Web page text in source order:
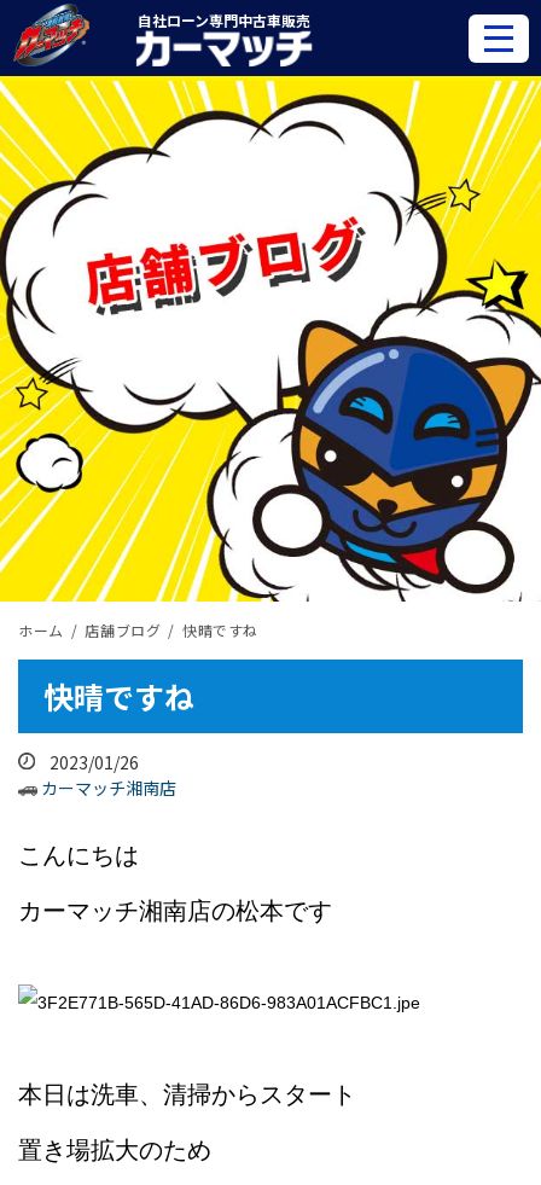
自社ローン専門中古車販売
ホーム 店舗ブログ 快晴ですね
快晴ですね
2023/01/26
カーマッチ湘南店
こんにちは
カーマッチ湘南店の松本です
本日は洗車、清掃からスタート
置き場拡大のため